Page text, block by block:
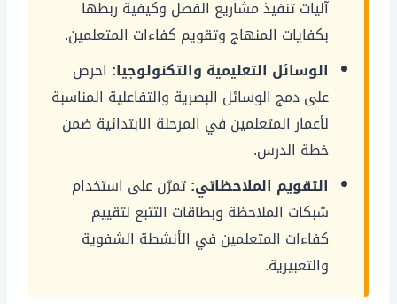
آليات تنفيذ مشاريع الفصل وكيفية ربطها
بكفايات المنهاج وتقويم كفاءات المتعلمين.
الوسائل التعليمية والتكنولوجيا: احرص
على دمج الوسائل البصرية والتفاعلية المناسبة
لأعمار المتعلمين في المرحلة الابتدائية ضمن
خطة الدرس.
التقويم الملاحظاتي:تمرّن على استخدام
شبكات الملاحظة وبطاقات التتبع لتقييم
كفاءات المتعلمين في الأنشطة الشفوية
والتعبيرية.